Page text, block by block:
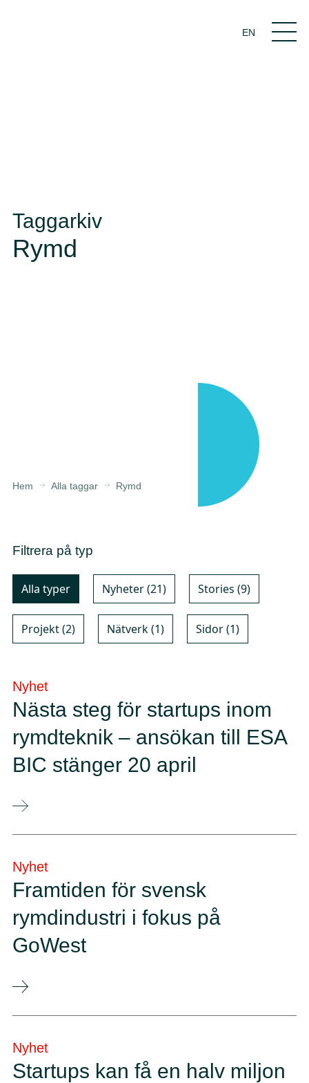
EN
Taggarkiv
Rymd
Hem Alla taggar Rymd
Filtrera på typ
Alla typer Nyheter (21) Stories (9)
Projekt (2) Nätverk (1) Sidor (1)
Nyhet
Nästa steg för startups inom
rymdteknik – ansökan till ESA
BIC stänger 20 april
Nyhet
Framtiden för svensk
rymdindustri i fokus på
GoWest
Nyhet
Startups kan få en halv miljon